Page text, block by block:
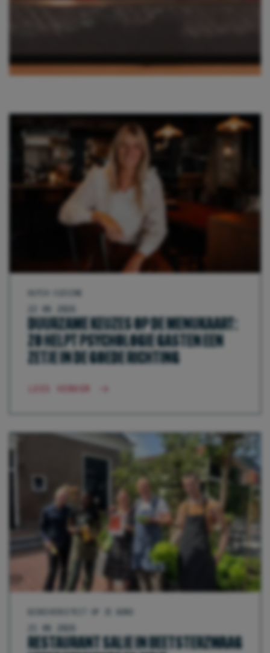
22 06 2026
DUURZAME KEUZES OP DE MENUKAART:
ZO HELPT PSYCHOLOGIE GASTEN EEN
ZETJE IN DE GOEDE RICHTING
21 06 2026
RESTAURANT SALIE IN BEETSTERZWAAG